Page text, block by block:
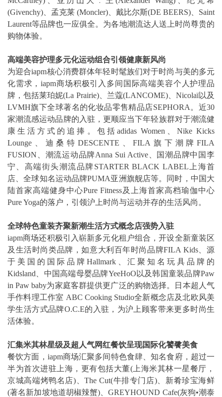
(Givenchy)、孟克莱 (Moncler)、戴比尔斯(DE BEERS)、Saint
Laurent等品牌也一应俱全。为各地潮流达人送上时尚尊贵的
购物体验。
高端美容护理多元化运动组合引领健康新风尚
为迎合iapm核心消费群体年轻时髦族们对于时尚与美的多元
化需求，iapm商场积极引入多间国际高端美容个人护理品
牌，包括莱珀妮(La Prairie)、兰蔻(LANCOME)、Nicolaï以及
LVMH旗下全球著名的化妆品零售精品店SEPHORA。近30
家潮流感运动品牌的入驻，更顺应当下年轻族群对于潮流健
康生活方式的追捧。包括adidas Women、Nike Kicks
Lounge、迪桑特DESCENTE、FILA旗下潮牌FILA
FUSION、潮流运动品牌Anna Sui Active、国潮品牌中国李
宁、高端街头潮流品牌STARTER BLACK LABEL上海首
店、全球知名运动品牌PUMA亚洲旗舰店等。同时，中国大
陆首家高端健身中心Pure Fitness及上海首家高档瑜伽中心
Pure Yoga的落户，引领沪上时尚与运动并存的生活风尚。
全球特色童装齐聚新潮生活方式概念店强势入驻
iapm商场还积极引入崭新多元化租户组合，开设全新童装区
及生活时尚类品牌，如意大利百年时尚品牌FILA Kids、源
于美国的国际品牌Hallmark、汇聚知名玩具品牌的
Kidsland、中国高端母婴品牌YeeHoO以及韩国童装品牌Paw
in Paw baby为家庭客群提供更广泛的购物选择。日本超人气
手作料理工作室 ABC Cooking Studio全新概念店及北欧风美
学生活方式品牌O.C.E的入驻，为沪上顾客带来更多时尚生
活体验。
汇集米其林星级及超人气网红餐饮呈现国际化饕餮美食
餐饮方面，iapm商场汇聚多间特色食肆、知名食府，超过一
半为首次进驻上海，更有包括大董(上海米其林一星餐厅，
京城高端烤鸭名店)、The Cut(牛排专门店)、新肴珍宝海鲜
(著名新加坡地道胡椒辣蟹)、GREYHOUND Cafe(灰狗•潮泰